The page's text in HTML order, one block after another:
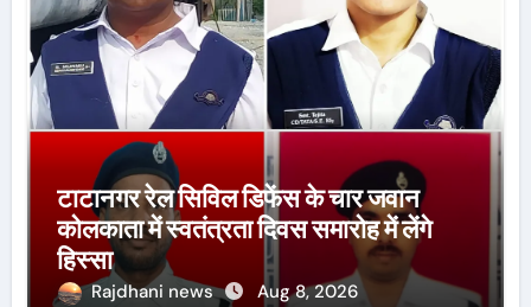
टाटानगर रेल सिविल डिफेंस के चार जवान
कोलकाता में स्वतंत्रता दिवस समारोह में लेंगे
हिस्सा
Rajdhani news Aug 8, 2026